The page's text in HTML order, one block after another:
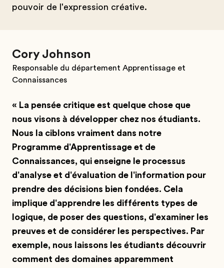
pouvoir de l'expression créative.
Cory Johnson
Responsable du département Apprentissage et
Connaissances
« La pensée critique est quelque chose que
nous visons à développer chez nos étudiants.
Nous la ciblons vraiment dans notre
Programme d'Apprentissage et de
Connaissances, qui enseigne le processus
d'analyse et d'évaluation de l'information pour
prendre des décisions bien fondées. Cela
implique d'apprendre les différents types de
logique, de poser des questions, d'examiner les
preuves et de considérer les perspectives. Par
exemple, nous laissons les étudiants découvrir
comment des domaines apparemment